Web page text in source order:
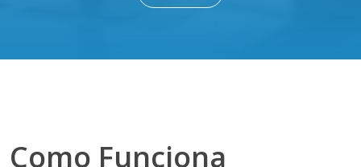
Como Funciona